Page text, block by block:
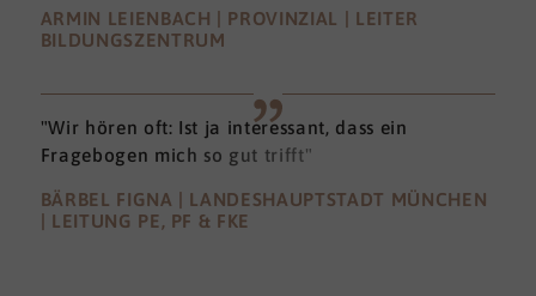
ARMIN LEIENBACH | PROVINZIAL | LEITER
BILDUNGSZENTRUM
"Wir hören oft: Ist ja interessant, dass ein
Fragebogen mich so gut trifft"
BÄRBEL FIGNA | LANDESHAUPTSTADT MÜNCHEN
| LEITUNG PE, PF & FKE